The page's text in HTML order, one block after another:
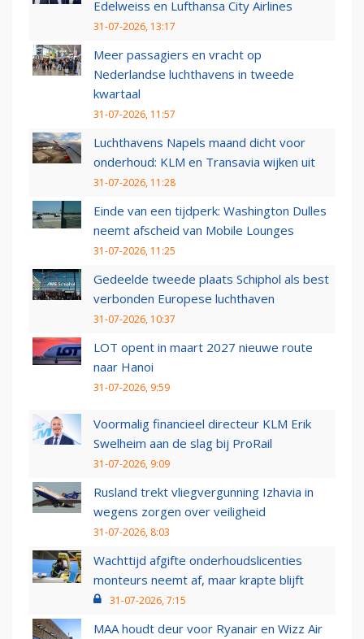
Edelweiss en Lufthansa City Airlines
31-07-2026, 13:17
Meer passagiers en vracht op
Nederlandse luchthavens in tweede
kwartaal
31-07-2026, 11:57
Luchthavens Napels maand dicht voor
onderhoud: KLM en Transavia wijken uit
31-07-2026, 11:28
Einde van een tijdperk: Washington Dulles
neemt afscheid van Mobile Lounges
31-07-2026, 11:25
Gedeelde tweede plaats Schiphol als best
verbonden Europese luchthaven
31-07-2026, 10:37
LOT opent in maart 2027 nieuwe route
naar Hanoi
31-07-2026, 9:59
Voormalig financieel directeur KLM Erik
Swelheim aan de slag bij ProRail
31-07-2026, 9:09
Rusland trekt vliegvergunning Izhavia in
wegens zorgen over veiligheid
31-07-2026, 8:03
Wachttijd afgifte onderhoudslicenties
monteurs neemt af, maar krapte blijft
31-07-2026, 7:15
MAA houdt deur voor Ryanair en Wizz Air